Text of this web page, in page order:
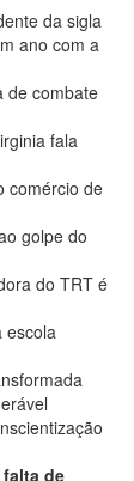
da sigla
ano com a
de combate
fala
comércio de
golpe do
do TRT é
escola
de